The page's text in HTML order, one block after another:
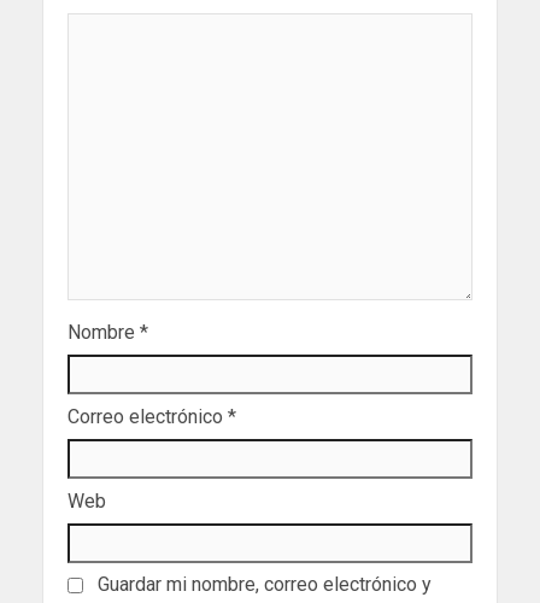
Nombre *
Correo electrónico *
Web
Guardar mi nombre, correo electrónico y